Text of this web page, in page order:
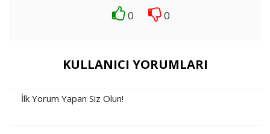
0 0
KULLANICI YORUMLARI
İlk Yorum Yapan Siz Olun!